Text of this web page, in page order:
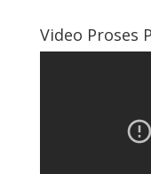
Video Proses